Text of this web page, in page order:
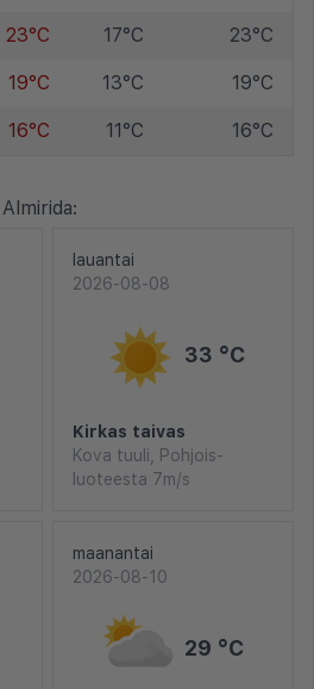
23°C 17°C 23°C
19°C 13°C 19°C
16°C 11°C 16°C
lauantai
2026-08-08
33 °C
Kirkas taivas
Kova tuuli, Pohjois-
luoteesta 7m/s
maanantai
2026-08-10
29 °C